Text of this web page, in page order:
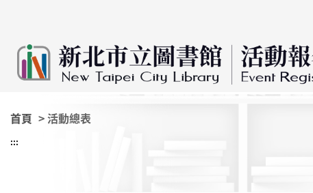
首頁 > 活動總表
:::